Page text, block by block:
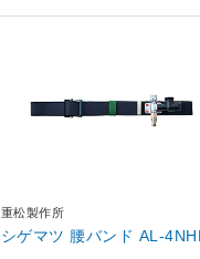
重松製作所
シゲマツ 腰バンド AL-